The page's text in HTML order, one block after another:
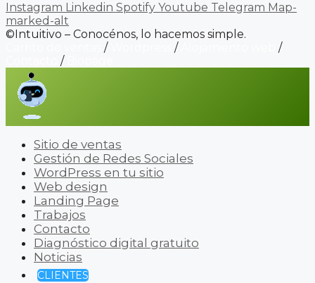
Instagram Linkedin Spotify Youtube Telegram Map-
marked-alt
©Intuitivo – Conocénos, lo hacemos simple.
/ /
/
/
Sitio de ventas
Gestión de Redes Sociales
WordPress en tu sitio
Web design
Landing Page
Trabajos
Contacto
Diagnóstico digital gratuito
Noticias
CLIENTES